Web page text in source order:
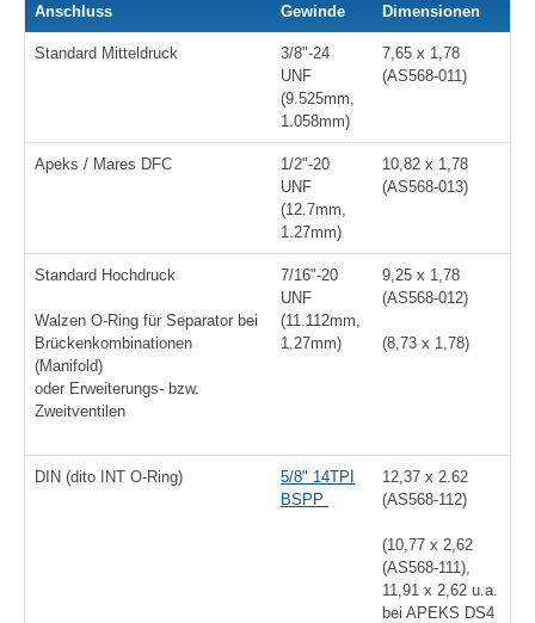
Anschluss Gewinde
Dimensionen
Standard Mitteldruck
3/8"-24
UNF
(9.525mm,
1.058mm)
7,65 x 1,78
(AS568-011)
Apeks / Mares DFC
1/2"-20
UNF
(12.7mm,
1.27mm)
10,82 x 1,78
(AS568-013)
Standard Hochdruck
Walzen O-Ring für Separator bei
Brückenkombinationen
(Manifold)
oder Erweiterungs- bzw.
Zweitventilen
7/16"-20
UNF
(11.112mm,
1.27mm)
9,25 x 1,78
(AS568-012)
(8,73 x 1,78)
DIN (dito INT O-Ring)
5/8" 14TPI
BSPP
12,37 x 2.62
(AS568-112)
(10,77 x 2,62
(AS568-111)
11,91 x 2,62 u.a.
bei APEKS DS4